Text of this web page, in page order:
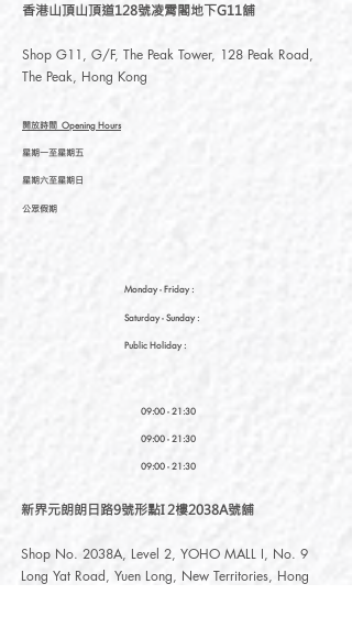
香港山頂山頂道128號凌霄閣地下G11舖
Shop G11, G/F, The Peak Tower, 128 Peak Road,
The Peak, Hong Kong
開放時間 Opening Hours
星期一至星期五
星期六至星期日
公眾假期
Monday - Friday :
Saturday- Sunday :
Public Holiday :
09:00 - 21:30
09:00 - 21:30
09:00 - 21:30
新界元朗朗日路9號形點I 2樓2038A號舖
Shop No. 2038A, Level 2, YOHO MALL I, No. 9
Long Yat Road, Yuen Long, New Territories, Hong